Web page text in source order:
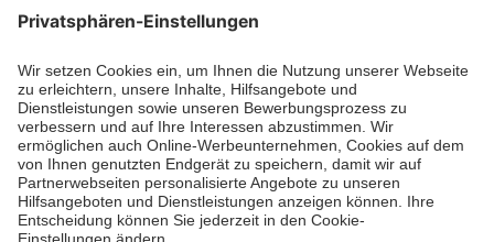
Die Johanniter GmbH führt das Spendenzertifikat
des Deutschen Spendenrats e.V.